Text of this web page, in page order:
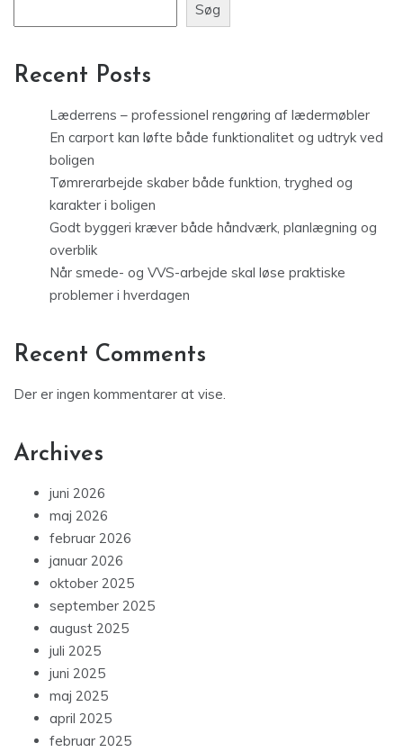
Søg
Recent Posts
Læderrens – professionel rengøring af lædermøbler
En carport kan løfte både funktionalitet og udtryk ved
boligen
Tømrerarbejde skaber både funktion, tryghed og
karakter i boligen
Godt byggeri kræver både håndværk, planlægning og
overblik
Når smede- og VVS-arbejde skal løse praktiske
problemer i hverdagen
Recent Comments
Der er ingen kommentarer at vise.
Archives
juni 2026
maj 2026
februar 2026
januar 2026
oktober 2025
september 2025
august 2025
juli 2025
juni 2025
maj 2025
april 2025
februar 2025